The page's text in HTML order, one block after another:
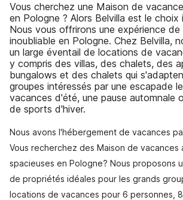
Vous cherchez une Maison de
en Pologne ? Alors Belvilla est le choix
Nous vous offrirons une expérience
inoubliable en Pologne. Chez Belvilla,
un large éventail de locations de
y compris des villas, des chalets, des
bungalows et des chalets qui
groupes intéressés par une escapade
vacances d'été, une pause automnale
de sports d'hiver.
Nous avons l'hébergement de vacances
Vous recherchez des Maison de vacances
spacieuses en Pologne? Nous proposons
de propriétés idéales pour les grands
locations de vacances pour 6 personnes,